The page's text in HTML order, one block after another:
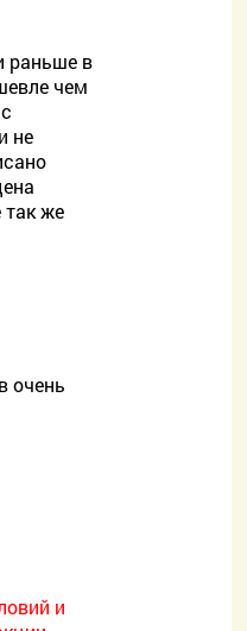
раньше в
чем
не
же
очень
и